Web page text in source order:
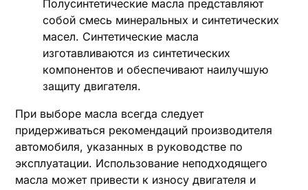
Полусинтетические масла представляют
собой смесь минеральных и синтетических
масел. Синтетические масла
изготавливаются из синтетических
компонентов и обеспечивают наилучшую
защиту двигателя.
При выборе масла всегда следует
придерживаться рекомендаций производителя
автомобиля, указанных в руководстве по
эксплуатации. Использование неподходящего
масла может привести к износу двигателя и